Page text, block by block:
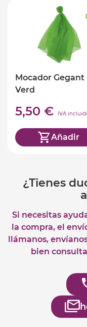
Mocador Gegant
Verd
5,50 € IVA
Añadir
¿Tienes
Si necesitas
la compra, el
llámanos,
bien